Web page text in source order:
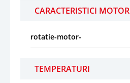
CARACTERISTICI MOTOR
rotatie-motor-
TEMPERATURI